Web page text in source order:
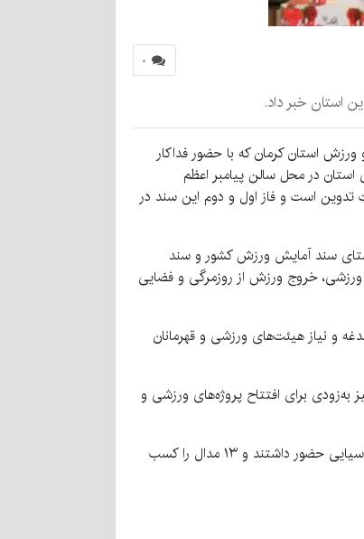
۰
استان خبر داد.
ورزش استان کرمان که با حضور فداکار
استان در محل سالن پیامبر اعظم
تدوین است و فاز اول و دوم این سند در
سند آمایش ورزش کشور و سند
خروج ورزش از روزمرگی و فضایی
و نیاز هیئت‌های ورزشی و قهرمانان
به‌زودی برای افتتاح پروژه‌های ورزشی و
پاریزی با اشاره به موفقیت ورزشکاران کرمانی در رقابت‌های آسیایی و پاراآسیایی ابراز داشت: سه مربی و پنج ورزشکار کرمانی در کاروان آسیایی حضور داشتند و ۱۳ مدال را کسب